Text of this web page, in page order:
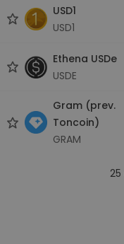
USD1
USD1
Ethena USDe
USDE
Gram (prev.
Toncoin)
GRAM
25